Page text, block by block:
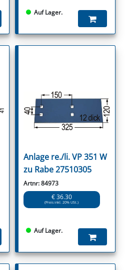
Auf Lager.
Anlage re./li. VP 351 W
zu Rabe 27510305
Artnr: 84973
€ 36.30
(Preis inkl. 20% USt.)
Auf Lager.